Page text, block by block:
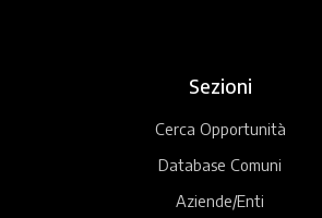
Sezioni
Cerca Opportunità
Database Comuni
Aziende/Enti